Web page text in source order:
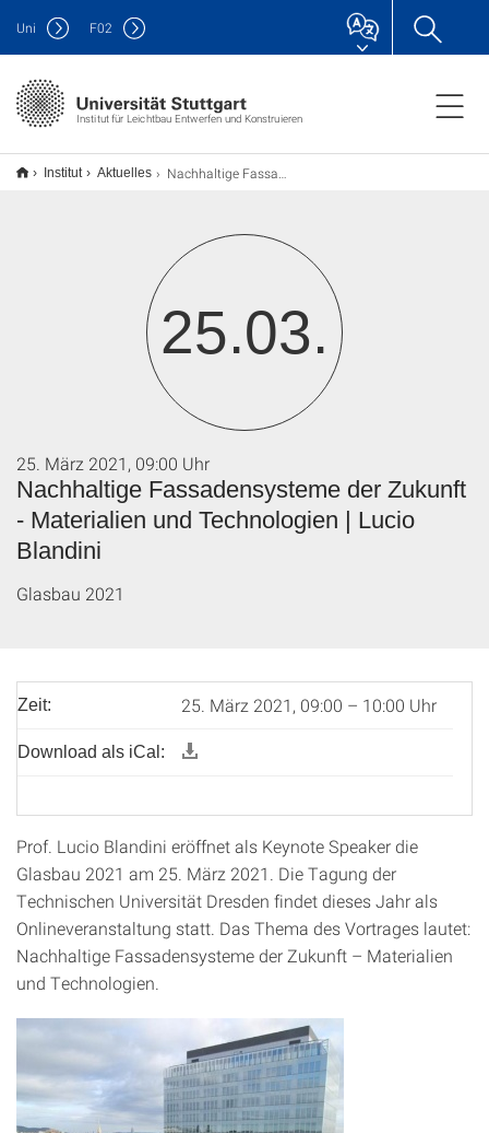
Institut für Leichtbau Entwerfen und Konstruieren
Uni F02
Institut Aktuelles Nachhaltige Fassadensysteme der Zukunft - Materialien und Technologien | Lucio Blandini
25.03.
Nachhaltige Fassadensysteme der Zukunft
- Materialien und Technologien | Lucio
Blandini
25. März 2021, 09:00 Uhr
Glasbau 2021
Zeit: 25. März 2021, 09:00 – 10:00 Uhr
Download als iCal:
Prof. Lucio Blandini eröffnet als Keynote Speaker die
Glasbau 2021 am 25. März 2021. Die Tagung der
Technischen Universität Dresden findet dieses Jahr als
Onlineveranstaltung statt. Das Thema des Vortrages lautet:
Nachhaltige Fassadensysteme der Zukunft – Materialien
und Technologien.